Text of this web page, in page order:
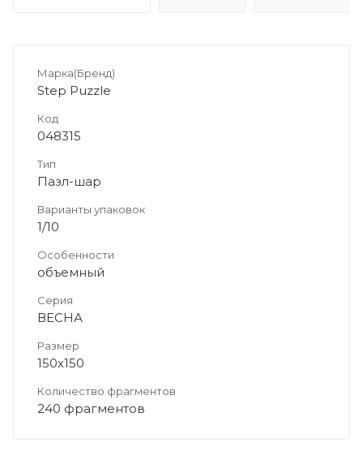
Марка(Бренд)
Step Puzzle
Код
048315
Тип
Пазл-шар
Варианты упаковок
1/10
Особенности
объемный
Серия
ВЕСНА
Размер
150х150
Количество фрагментов
240 фрагментов